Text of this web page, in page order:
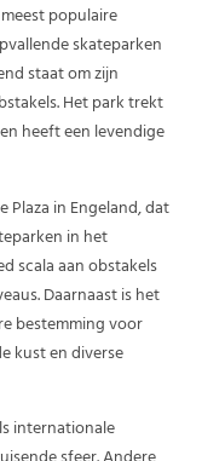
populaire
skateparken
staat om zijn
Het park trekt
heeft een levendige
Plaza in Engeland, dat
in het
scala aan obstakels
Daarnaast is het
bestemming voor
kust en diverse
internationale